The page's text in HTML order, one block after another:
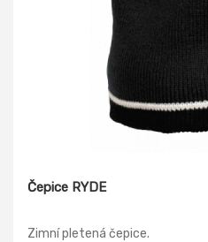
Čepice RYDE
Zimní pletená čepice.